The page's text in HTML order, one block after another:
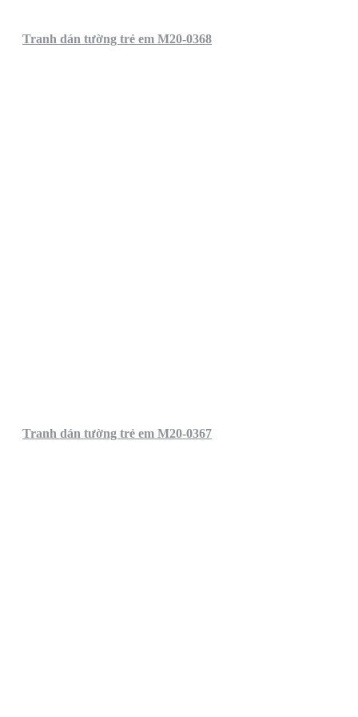
Tranh dán tường trẻ em M20-0368
Tranh dán tường trẻ em M20-0367